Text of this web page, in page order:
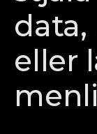
data,
eller